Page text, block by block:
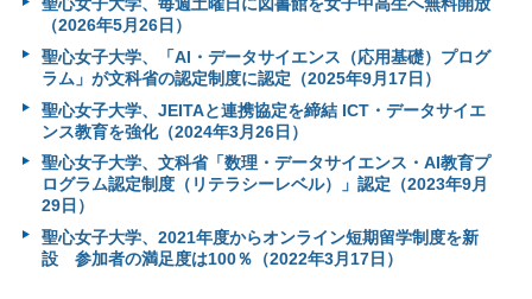
聖心女子大学、毎週土曜日に図書館を女子中高生へ無料開放
（2026年5月26日）
聖心女子大学、「AI・データサイエンス（応用基礎）プログ
ラム」が文科省の認定制度に認定（2025年9月17日）
聖心女子大学、JEITAと連携協定を締結 ICT・データサイエ
ンス教育を強化（2024年3月26日）
聖心女子大学、文科省「数理・データサイエンス・AI教育プ
ログラム認定制度（リテラシーレベル）」認定（2023年9月
29日）
聖心女子大学、2021年度からオンライン短期留学制度を新
設 参加者の満足度は100％（2022年3月17日）